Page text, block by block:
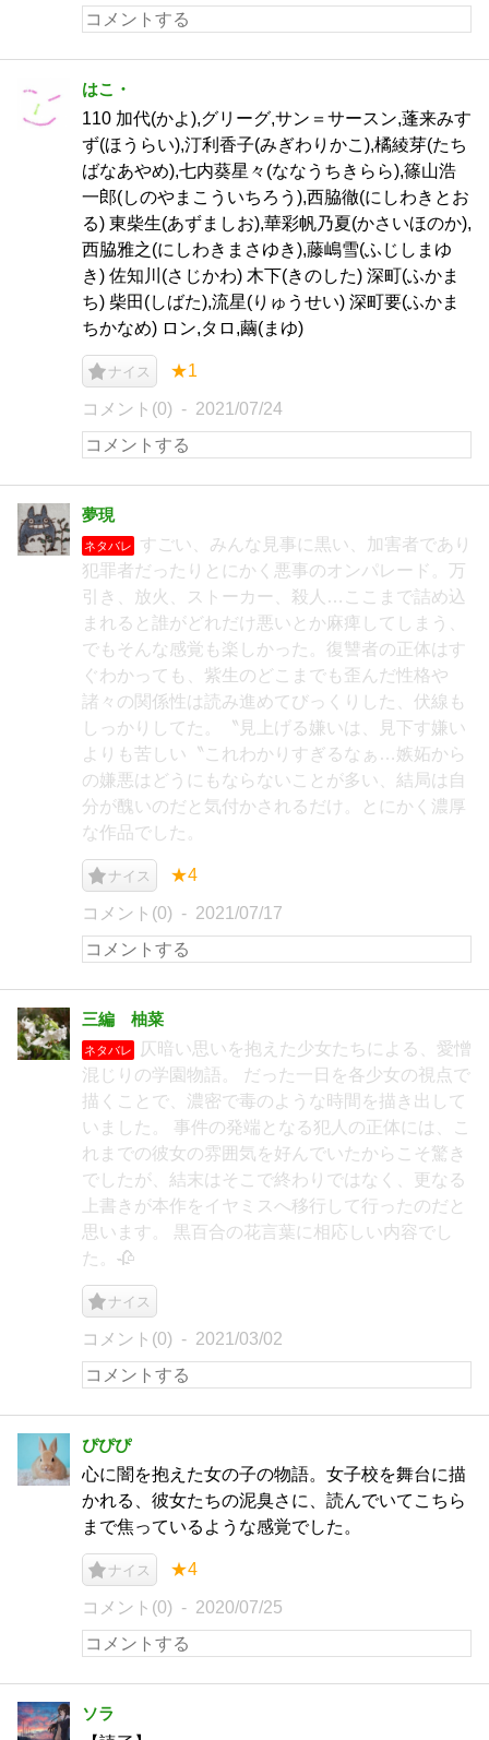
はこ・
110 加代(かよ),グリーグ,サン＝サースン,蓬来みす
ず(ほうらい),汀利香子(みぎわりかこ),橘綾芽(たち
ばなあやめ),七内葵星々(ななうちきらら),篠山浩
一郎(しのやまこういちろう),西脇徹(にしわきとお
る) 東柴生(あずましお),華彩帆乃夏(かさいほのか),
西脇雅之(にしわきまさゆき),藤嶋雪(ふじしまゆ
き) 佐知川(さじかわ) 木下(きのした) 深町(ふかま
ち) 柴田(しばた),流星(りゅうせい) 深町要(ふかま
ちかなめ) ロン,タロ,繭(まゆ)
ナイス ★1
コメント(0) 2021/07/24
夢現
ネタバレ
すごい、みんな見事に黒い、加害者であり
犯罪者だったりとにかく悪事のオンパレード。万
引き、放火、ストーカー、殺人…ここまで詰め込
まれると誰がどれだけ悪いとか麻痺してしまう、
でもそんな感覚も楽しかった。復讐者の正体はす
ぐわかっても、紫生のどこまでも歪んだ性格や
諸々の関係性は読み進めてびっくりした、伏線も
しっかりしてた。〝見上げる嫌いは、見下す嫌い
よりも苦しい〝これわかりすぎるなぁ…嫉妬から
の嫌悪はどうにもならないことが多い、結局は自
分が醜いのだと気付かされるだけ。とにかく濃厚
な作品でした。
ナイス ★4
コメント(0) 2021/07/17
三編 柚菜
ネタバレ
仄暗い思いを抱えた少女たちによる、愛憎
混じりの学園物語。 だった一日を各少女の視点で
描くことで、濃密で毒のような時間を描き出して
いました。 事件の発端となる犯人の正体には、こ
れまでの彼女の雰囲気を好んでいたからこそ驚き
でしたが、結末はそこで終わりではなく、更なる
上書きが本作をイヤミスへ移行して行ったのだと
思います。 黒百合の花言葉に相応しい内容でし
た。🥀
ナイス
コメント(0) 2021/03/02
ぴぴぴ
心に闇を抱えた女の子の物語。女子校を舞台に描
かれる、彼女たちの泥臭さに、読んでいてこちら
まで焦っているような感覚でした。
ナイス ★4
コメント(0) 2020/07/25
ソラ